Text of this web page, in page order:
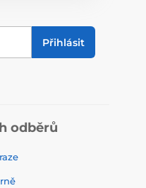
Přihlásit
odběrů